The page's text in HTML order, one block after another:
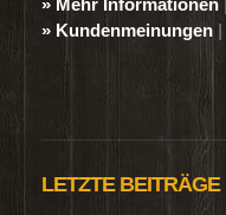
» Kundenmeinungen |
LETZTE BEITRÄGE